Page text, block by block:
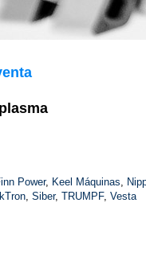
Power, Keel Máquinas,
, Siber, TRUMPF, Vesta